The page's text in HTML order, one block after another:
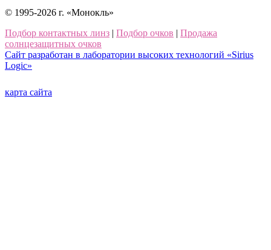
© 1995-2026 г. «Монокль»
Подбор контактных линз | Подбор очков | Продажа
солнцезащитных очков
Сайт разработан в лаборатории высоких технологий «Sirius
Logic»
карта сайта